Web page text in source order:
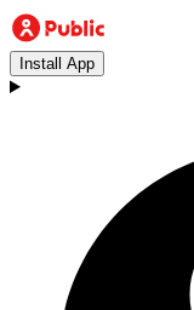
Install App